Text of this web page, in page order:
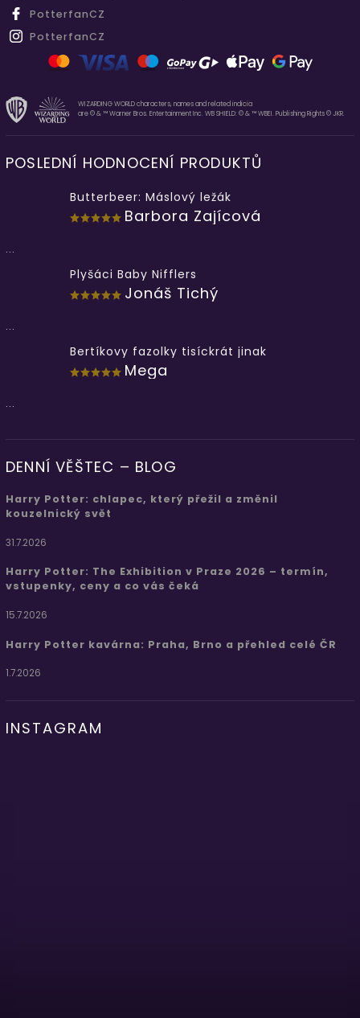
PotterfanCZ
PotterfanCZ
WIZARDING WORLD characters, names and related indicia
are © & ™ Warner Bros. Entertainment Inc. WB SHIELD: © & ™ WBEI. Publishing Rights © JKR.
POSLEDNÍ HODNOCENÍ PRODUKTŮ
Butterbeer: Máslový ležák
Barbora Zajícová
...
Plyšáci Baby Nifflers
Jonáš Tichý
...
Bertíkovy fazolky tisíckrát jinak
Mega
...
DENNÍ VĚŠTEC – BLOG
Harry Potter: chlapec, který přežil a změnil
kouzelnický svět
31.7.2026
Harry Potter: The Exhibition v Praze 2026 – termín,
vstupenky, ceny a co vás čeká
15.7.2026
Harry Potter kavárna: Praha, Brno a přehled celé ČR
1.7.2026
INSTAGRAM